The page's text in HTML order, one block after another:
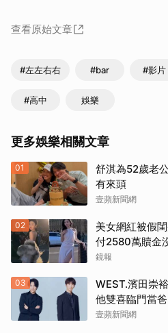
查看原始文章
#左左右右 #bar #影片
#高中 娛樂
更多娛樂相關文章
01
舒淇為52歲老
有來頭
壹蘋新聞網
02
美女網紅被假
付2580萬贖金
鏡報
03
WEST.濱田崇
他雙喜臨門當爸
壹蘋新聞網